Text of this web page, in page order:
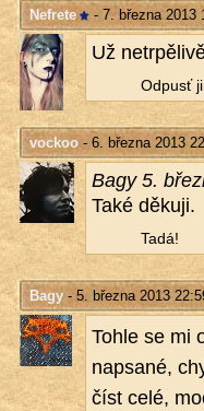
Nefrete - 7. března 2013
Už
Od­pusť
vockoo- 6. března 2013
Bagy 5.
Také dě­ku­ji.
Tadá!
Bagy- 5. března 2013
Tohle se mi
na­psa­né,
číst celé,